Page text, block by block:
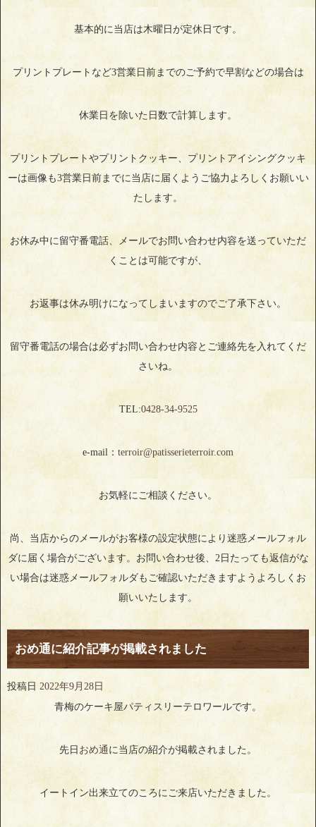
基本的に当店は木曜日が定休日です。
プリントプレートなど3営業日前までのご予約で早割などの場合は
休業日を除いた日数で計算します。
プリントプレートやプリントクッキー、プリントアイシングクッキ
ーは画像も3営業日前までに当店に届くようご協力よろしくお願いい
たします。
お休み中に留守番電話、メールでお問い合わせ内容を送っていただ
くことは可能ですが、
お返事は休み明けになってしまいますのでご了承下さい。
留守番電話の場合は必ずお問い合わせ内容とご連絡先を入れてくだ
さいね。
TEL:0428‐34‐9525
e-mail： terroir@patisserieterroir.com
お気軽にご相談ください。
尚、当店からのメールがお客様の設定状態により迷惑メールフォル
ダに届く場合がございます。お問い合わせ後、2日たっても返信がな
い場合は迷惑メールフォルダもご確認いただきますようよろしくお
願いいたします。
おめ通に紹介記事が掲載されました
投稿日 2022年9月28日
青梅のケーキ屋パティスリーテロワールです。
先日 おめ通 に当店の紹介が掲載されました。
イートイン出来立てのころにご来店いただきました。